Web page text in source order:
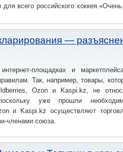
всего российского
—
площадках и
Так, например, товары,
Ozon и Kaspi.kz, не
уже прошли
и Kaspi.kz осуществляют
членами союза.